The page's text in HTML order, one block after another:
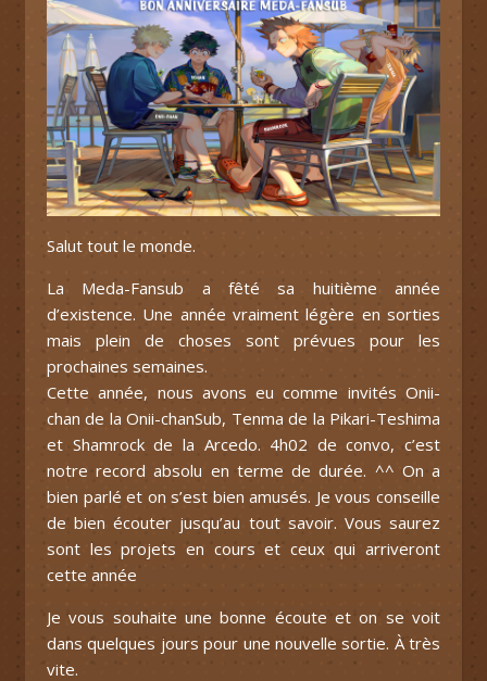
Salut tout le monde.
La Meda-Fansub a fêté sa huitième année
d’existence. Une année vraiment légère en sorties
mais plein de choses sont prévues pour les
prochaines semaines.
Cette année, nous avons eu comme invités Onii-
chan de la Onii-chanSub, Tenma de la Pikari-Teshima
et Shamrock de la Arcedo. 4h02 de convo, c’est
notre record absolu en terme de durée. ^^ On a
bien parlé et on s’est bien amusés. Je vous conseille
de bien écouter jusqu’au tout savoir. Vous saurez
sont les projets en cours et ceux qui arriveront
cette année
Je vous souhaite une bonne écoute et on se voit
dans quelques jours pour une nouvelle sortie. À très
vite.